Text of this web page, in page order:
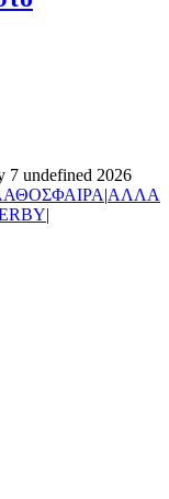
7 undefined 2026
|ΑΛΛΑ
|